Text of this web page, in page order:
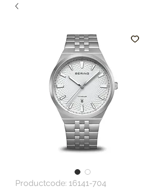
Productcode: 16141-704